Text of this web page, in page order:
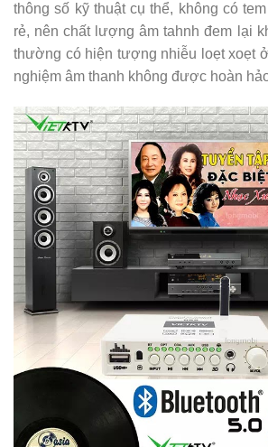
thông số kỹ thuật cụ thể, không có
rẻ, nên chất lượng âm tahnh đem lại
thường có hiện tượng nhiễu loẹt xoẹt
nghiệm âm thanh không được hoàn